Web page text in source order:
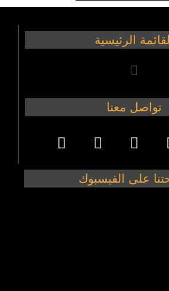
القائمة الرئيسية
تواصل معنا
على الفيسبوك